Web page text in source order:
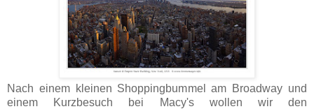
Nach einem kleinen Shoppingbummel am Broadway und
einem Kurzbesuch bei Macy's wollen wir den